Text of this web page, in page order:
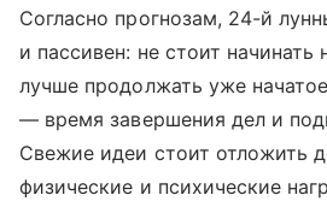
Согласно прогнозам, 24-й
и пассивен: не стоит начинать
лучше продолжать уже
— время завершения дел и
Свежие идеи стоит отложить
физические и психические